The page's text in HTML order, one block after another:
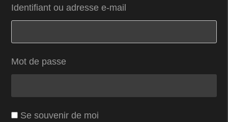
Identifiant ou adresse e-mail
Mot de passe
Se souvenir de moi